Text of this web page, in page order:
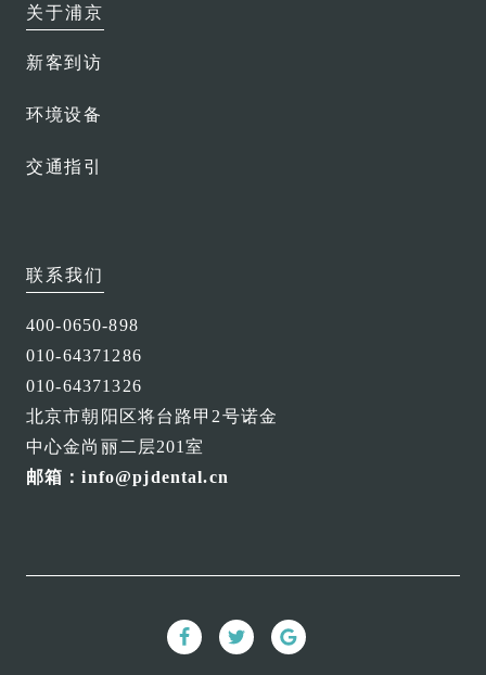
关于浦京
新客到访
环境设备
交通指引
联系我们
400-0650-898
010-64371286
010-64371326
北京市朝阳区将台路甲2号诺金
中心金尚丽二层201室
邮箱：info@pjdental.cn